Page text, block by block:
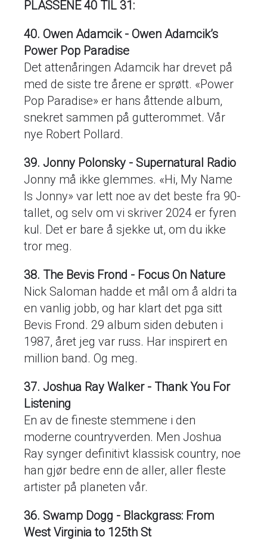
PLASSENE 40 TIL 31:
40. Owen Adamcik - Owen Adamcik’s
Power Pop Paradise
Det attenåringen Adamcik har drevet på
med de siste tre årene er sprøtt. «Power
Pop Paradise» er hans åttende album,
snekret sammen på gutterommet. Vår
nye Robert Pollard.
39. Jonny Polonsky - Supernatural Radio
Jonny må ikke glemmes. «Hi, My Name
Is Jonny» var lett noe av det beste fra 90-
tallet, og selv om vi skriver 2024 er fyren
kul. Det er bare å sjekke ut, om du ikke
tror meg.
38. The Bevis Frond - Focus On Nature
Nick Saloman hadde et mål om å aldri ta
en vanlig jobb, og har klart det pga sitt
Bevis Frond. 29 album siden debuten i
1987, året jeg var russ. Har inspirert en
million band. Og meg.
37. Joshua Ray Walker - Thank You For
Listening
En av de fineste stemmene i den
moderne countryverden. Men Joshua
Ray synger definitivt klassisk country, noe
han gjør bedre enn de aller, aller fleste
artister på planeten vår.
36. Swamp Dogg - Blackgrass: From
West Virginia to 125th St